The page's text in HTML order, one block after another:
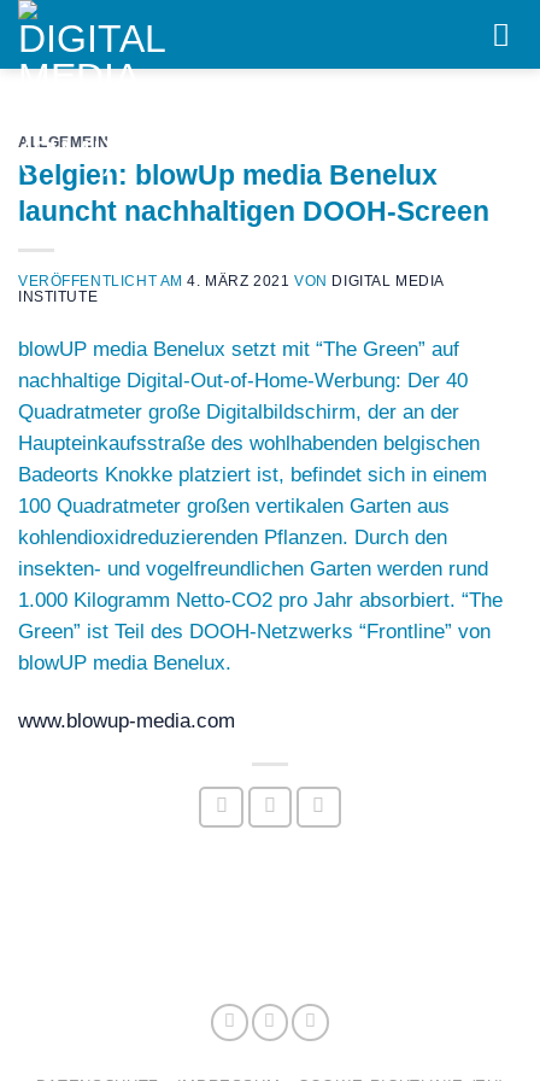
Skip
content
ALLGEMEIN
Belgien: blowUp media Benelux
launcht nachhaltigen DOOH-Screen
VERÖFFENTLICHT AM4. MÄRZ 2021 VON DIGITAL MEDIA
INSTITUTE
blowUP media Benelux setzt mit “The Green” auf
nachhaltige Digital-Out-of-Home-Werbung: Der 40
Quadratmeter große Digitalbildschirm, der an der
Haupteinkaufsstraße des wohlhabenden belgischen
Badeorts Knokke platziert ist, befindet sich in einem
100 Quadratmeter großen vertikalen Garten aus
kohlendioxidreduzierenden Pflanzen. Durch den
insekten- und vogelfreundlichen Garten werden rund
1.000 Kilogramm Netto-CO2 pro Jahr absorbiert. “The
Green” ist Teil des DOOH-Netzwerks “Frontline” von
blowUP media Benelux.
www.blowup-media.com